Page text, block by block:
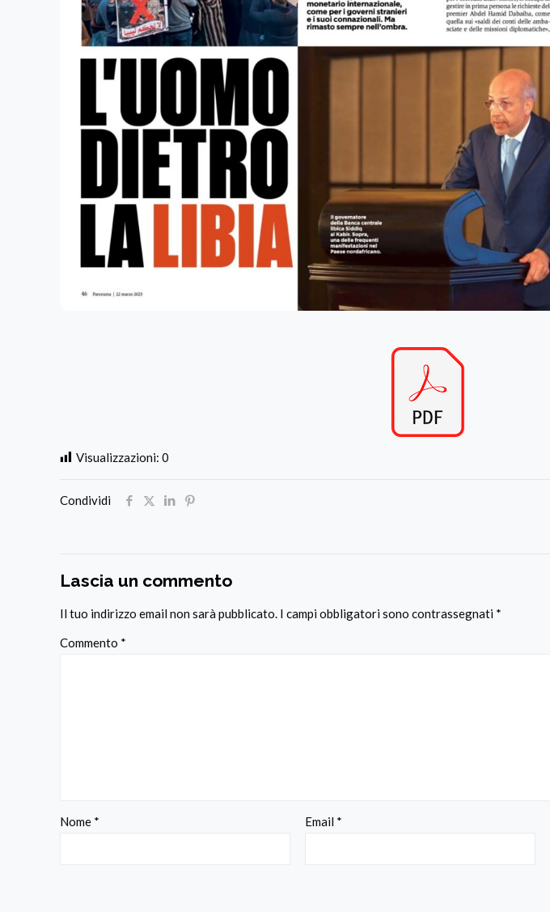
Visualizzazioni: 0
Condividi
Lascia un commento
Il tuo indirizzo email non sarà pubblicato. I campi obbligatori sono contrassegnati *
Commento *
Nome * Email *